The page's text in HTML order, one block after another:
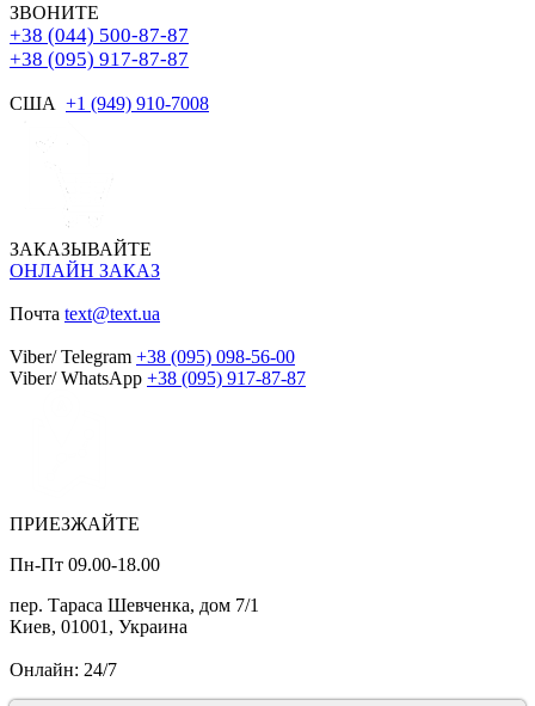
ЗВОНИТЕ
+38 (044) 500-87-87
+38 (095) 917-87-87
США +1 (949) 910-7008
ЗАКАЗЫВАЙТЕ
ОНЛАЙН ЗАКАЗ
Почта text@text.ua
Viber/ Telegram +38 (095) 098-56-00
Viber/ WhatsApp +38 (095) 917-87-87
ПРИЕЗЖАЙТЕ
Пн-Пт 09.00-18.00
пер. Тараса Шевченка, дом 7/1
Киев, 01001, Украина
Онлайн: 24/7